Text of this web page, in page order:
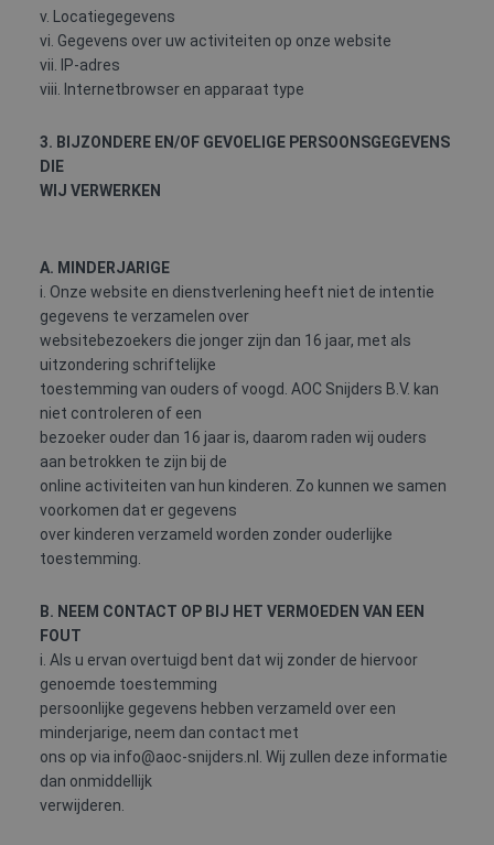
v. Locatiegegevens
vi. Gegevens over uw activiteiten op onze website
vii. IP-adres
viii. Internetbrowser en apparaat type
3. BIJZONDERE EN/OF GEVOELIGE PERSOONSGEGEVENS
DIE
WIJ VERWERKEN
A. MINDERJARIGE
i. Onze website en dienstverlening heeft niet de intentie
gegevens te verzamelen over
websitebezoekers die jonger zijn dan 16 jaar, met als
uitzondering schriftelijke
toestemming van ouders of voogd. AOC Snijders B.V. kan
niet controleren of een
bezoeker ouder dan 16 jaar is, daarom raden wij ouders
aan betrokken te zijn bij de
online activiteiten van hun kinderen. Zo kunnen we samen
voorkomen dat er gegevens
over kinderen verzameld worden zonder ouderlijke
toestemming.
B. NEEM CONTACT OP BIJ HET VERMOEDEN VAN EEN
FOUT
i. Als u ervan overtuigd bent dat wij zonder de hiervoor
genoemde toestemming
persoonlijke gegevens hebben verzameld over een
minderjarige, neem dan contact met
ons op via info@aoc-snijders.nl. Wij zullen deze informatie
dan onmiddellijk
verwijderen.